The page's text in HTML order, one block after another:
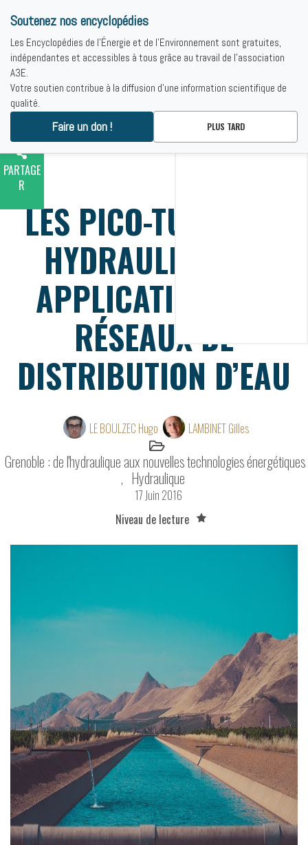
Grenoble : de l'hydraulique aux nouvelles technologies
énergétiques-Les pico-turbines hydrauliques : application aux
LES PICO-TURBINES
HYDRAULIQUES :
APPLICATION AUX
RÉSEAUX DE
DISTRIBUTION D’EAU
LE BOULZEC Hugo LAMBINET Gilles
Grenoble : de l'hydraulique aux nouvelles technologies énergétiques
Hydraulique
17 Juin 2016
Niveau de lecture
IMPRIME
PARTAGE
R
SOMMAIRE
Soutenez nos encyclopédies
Les Encyclopédies de l'Énergie et de l'Environnement sont gratuites,
indépendantes et accessibles à tous grâce au travail de l'association
A3E.
Votre soutien contribue à la diffusion d'une information scientifique de
qualité.
Faire un don ! PLUS TARD